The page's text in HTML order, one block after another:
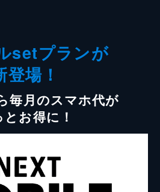
setプランが
登場！
毎月のスマホ代が
お得に！